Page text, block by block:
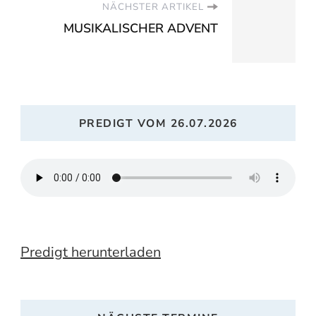
NÄCHSTER ARTIKEL
MUSIKALISCHER ADVENT
PREDIGT VOM 26.07.2026
Predigt herunterladen